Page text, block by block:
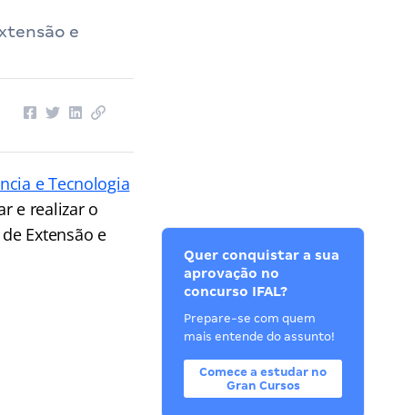
e
e Tecnologia
e realizar o
Extensão e
Quer conquistar a sua
aprovação no
concurso IFAL?
Prepare-se com quem
mais entende do assunto!
Comece a estudar no
Gran Cursos